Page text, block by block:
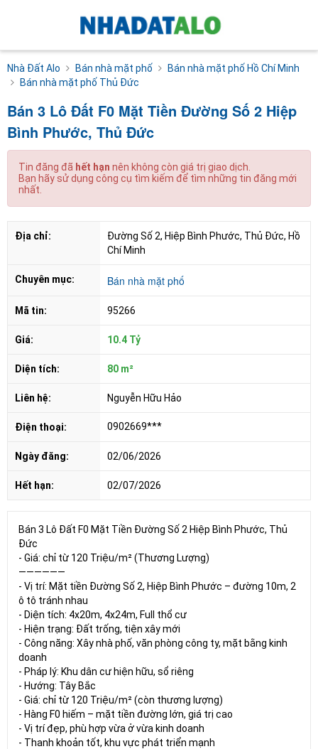
Nhà Đất Alo Bán nhà mặt phố
Bán nhà mặt phố Hồ Chí Minh
Bán nhà mặt phố Thủ Đức
Bán 3 Lô Đất F0 Mặt Tiền Đường Số 2 Hiệp
Bình Phước, Thủ Đức
Tin đăng đã hết hạn nên không còn giá trị giao dịch.
Bạn hãy sử dụng công cụ tìm kiếm để tìm những tin đăng mới
nhất.
Địa chỉ:
Đường Số 2, Hiệp Bình Phước, Thủ Đức, Hồ
Chí Minh
Chuyên mục: Bán nhà mặt phố
Mã tin: 95266
Giá: 10.4 Tỷ
Diện tích: 80 m²
Liên hệ: Nguyễn Hữu Hảo
Điện thoại: 0902669***
Ngày đăng: 02/06/2026
Hết hạn: 02/07/2026
Bán 3 Lô Đất F0 Mặt Tiền Đường Số 2 Hiệp Bình Phước, Thủ
Đức
- Giá: chỉ từ 120 Triệu/m² (Thương Lượng)
——————
- Vị trí: Mặt tiền Đường Số 2, Hiệp Bình Phước – đường 10m, 2
ô tô tránh nhau
- Diện tích: 4x20m, 4x24m, Full thổ cư
- Hiện trạng: Đất trống, tiện xây mới
- Công năng: Xây nhà phố, văn phòng công ty, mặt bằng kinh
doanh
- Pháp lý: Khu dân cư hiện hữu, sổ riêng
- Hướng: Tây Bắc
- Giá: chỉ từ 120 Triệu/m² (còn thương lượng)
- Hàng F0 hiếm – mặt tiền đường lớn, giá trị cao
- Vị trí đẹp, phù hợp vừa ở vừa kinh doanh
- Thanh khoản tốt, khu vực phát triển mạnh